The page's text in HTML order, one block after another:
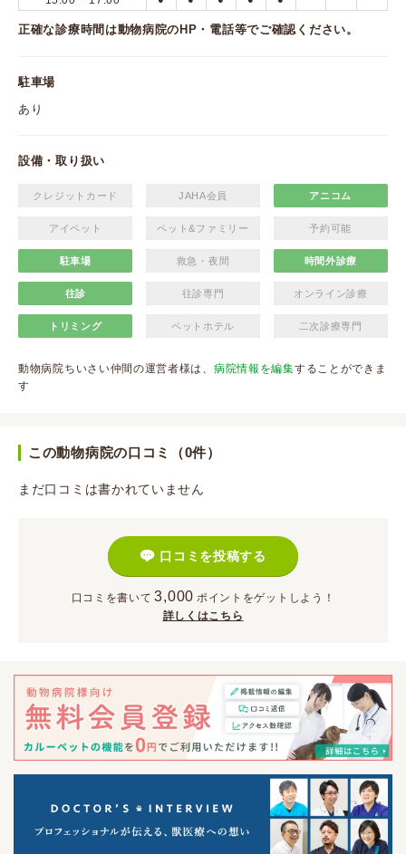
正確な診療時間は動物病院のHP・電話等でご確認ください。
駐車場
あり
設備・取り扱い
クレジットカード JAHA会員 アニコム
アイペット ペット&ファミリー 予約可能
駐車場 救急・夜間 時間外診療
往診 往診専門 オンライン診療
トリミング ペットホテル 二次診療専門
動物病院ちいさい仲間の運営者様は、 病院情報を編集することができま
す
この動物病院の口コミ（0件）
まだ口コミは書かれていません
口コミを投稿する
口コミを書いて 3,000 ポイント をゲットしよう！
詳しくはこちら